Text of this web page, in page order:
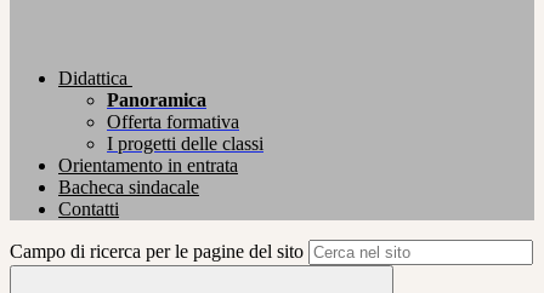
Didattica
Panoramica
Offerta formativa
I progetti delle classi
Orientamento in entrata
Bacheca sindacale
Contatti
Campo di ricerca per le pagine del sito